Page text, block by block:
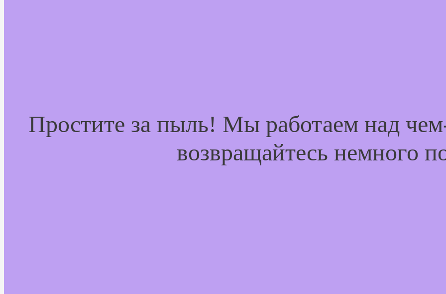
Простите за пыль! Мы работаем над
возвращайтесь немного